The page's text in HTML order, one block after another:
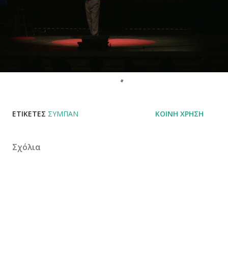
ΕΤΙΚΈΤΕΣ ΣΎΜΠΑΝ ΚΟΙΝΉ ΧΡΉΣΗ
Σχόλια